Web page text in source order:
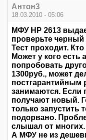
Антон3
18.03.2010 - 05:06
МФУ HP 2613
проверьте черный
Тест проходит.
Может у кого есть
попробовать
1300руб., может
постгарантийным
занимаются. Если
получают новый.
только запустить
подорвано.
слышал от многих.
А МФУ не из